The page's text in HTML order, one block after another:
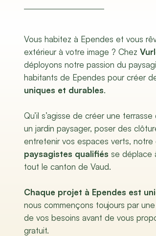
Vous habitez à Ependes et vous
extérieur à votre image ? Chez
déployons notre passion du
habitants de Ependes pour créer
uniques et durables.
Qu’il s’agisse de créer une
un jardin paysager, poser des
entretenir vos espaces verts, notre
paysagistes qualifiés se déplace
tout le canton de Vaud.
Chaque projet à Ependes est
nous commençons toujours par
de vos besoins avant de vous
gratuit.